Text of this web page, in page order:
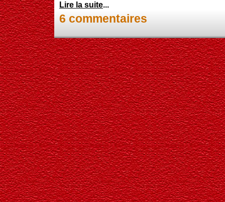
Lire la suite...
6 commentaires